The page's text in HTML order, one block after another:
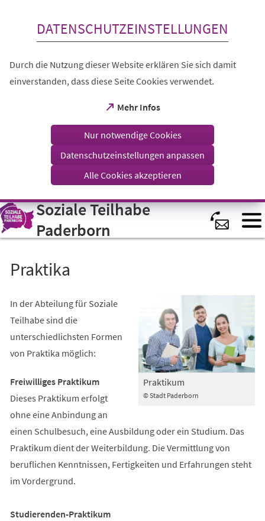
Visuelle
Assistenzsoftware
öffnen.
DATENSCHUTZEINSTELLUNGEN
Durch die Nutzung dieser Website erklären Sie sich damit
einverstanden, dass diese Seite Cookies verwendet.
Mehr Infos
(Öffnet
einem
Tab)
Nur notwendige Cookies
Datenschutzeinstellungen anpassen
Alle Cookies akzeptieren
Soziale Teilhabe
Paderborn
Praktika
© Stadt Paderborn
Praktikum
In der Abteilung für Soziale
Teilhabe sind die
unterschiedlichsten Formen
von Praktika möglich:
Freiwilliges Praktikum
Dieses Praktikum erfolgt
ohne eine Anbindung an
einen Schulbesuch, eine Ausbildung oder ein Studium. Das
Praktikum dient der Weiterbildung. Die Vermittlung von
beruflichen Kenntnissen, Fertigkeiten und Erfahrungen steht
im Vordergrund.
Studierenden-Praktikum